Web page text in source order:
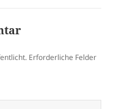
Erforderliche Felder